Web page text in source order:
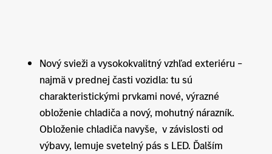
Nový svieži a vysokokvalitný vzhľad exteriéru –
najmä v prednej časti vozidla: tu sú
charakteristickými prvkami nové, výrazné
obloženie chladiča a nový, mohutný nárazník.
Obloženie chladiča navyše, v závislosti od
výbavy, lemuje svetelný pás s LED. Ďalším